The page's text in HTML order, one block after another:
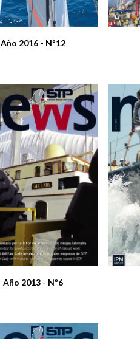
Año 2016 - Nº12
Año 2013 - Nº6